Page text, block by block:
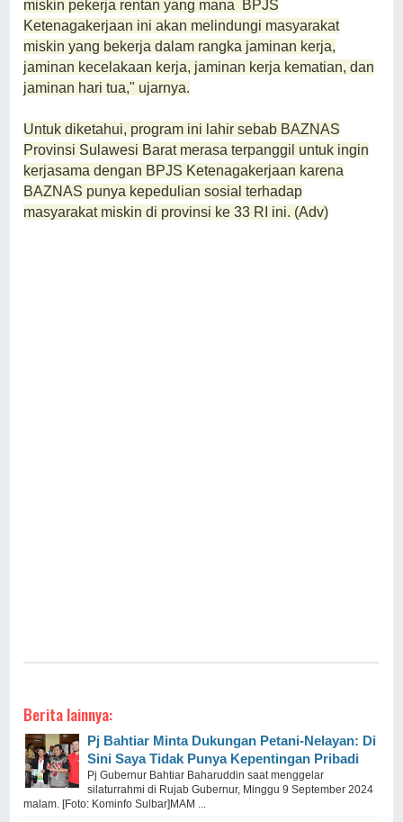
miskin pekerja rentan yang mana BPJS
Ketenagakerjaan ini akan melindungi masyarakat
miskin yang bekerja dalam rangka jaminan kerja,
jaminan kecelakaan kerja, jaminan kerja kematian, dan
jaminan hari tua," ujarnya.
Untuk diketahui, program ini lahir sebab BAZNAS
Provinsi Sulawesi Barat merasa terpanggil untuk ingin
kerjasama dengan BPJS Ketenagakerjaan karena
BAZNAS punya kepedulian sosial terhadap
masyarakat miskin di provinsi ke 33 RI ini. (Adv)
Berita lainnya:
Pj Bahtiar Minta Dukungan Petani-Nelayan: Di
Sini Saya Tidak Punya Kepentingan Pribadi
Pj Gubernur Bahtiar Baharuddin saat menggelar
silaturrahmi di Rujab Gubernur, Minggu 9 September 2024
malam. [Foto: Kominfo Sulbar]MAM ...